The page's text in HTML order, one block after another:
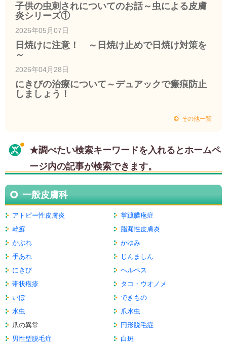
子供の虫刺されについてのお話～虫による皮膚
炎シリーズ①
2026年05月07日
日焼けに注意！ ～日焼け止めで日焼け対策を
～
2026年04月28日
にきびの治療について～デュアックで瘢痕防止
しましょう！
その他一覧
★調べたい検索キーワードを入れるとホームペ
ージ内の記事が検索できます。
一般皮膚科
アトピー性皮膚炎
掌蹠膿疱症
乾癬
脂漏性皮膚炎
かぶれ
かゆみ
手あれ
じんましん
にきび
ヘルペス
帯状疱疹
タコ・ウオノメ
いぼ
できもの
水虫
爪水虫
爪の異常
円形脱毛症
男性型脱毛症
白斑